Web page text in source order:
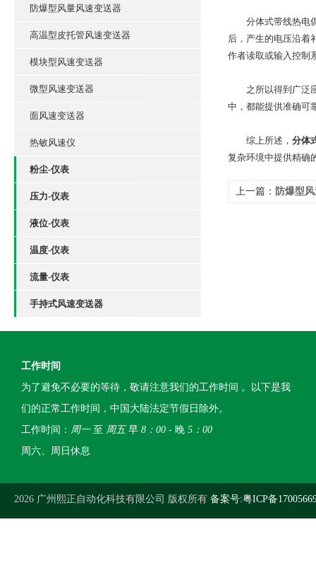
防爆型风量风速变送器
高温型皮托管风速变送器
模块型风速变送器
微型风速变送器
面风速变送器
热敏风速仪
粉尘-仪表
压力-仪表
液位-仪表
温度-仪表
流量-仪表
手持式风速变送器
分体式带线热电偶
后，产生的电压沿着
作者读取或输入控制
之所以得到广泛应
中，都能提供准确可
综上所述， 分体
复杂环境中提供精确
上一篇： 防爆型
工作时间
为了避免不必要的等待，敬请注意我们的工作时间 。以下是我
们的正常工作时间，中国大陆法定节假日除外。
工作时间： 周一至 周五早 8：00 - 晚 5：00
周六、周日休息
2026 广州熙正自动化科技有限公司 版权所有 备案号:粤ICP备